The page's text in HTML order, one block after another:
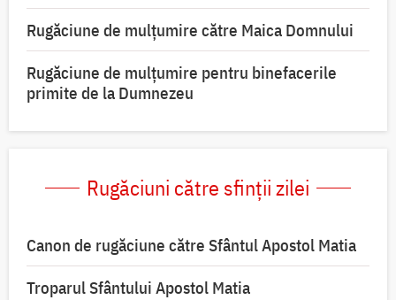
Rugăciune de mulţumire către Maica Domnului
Rugăciune de mulțumire pentru binefacerile
primite de la Dumnezeu
Rugăciuni către sfinții zilei
Canon de rugăciune către Sfântul Apostol Matia
Troparul Sfântului Apostol Matia